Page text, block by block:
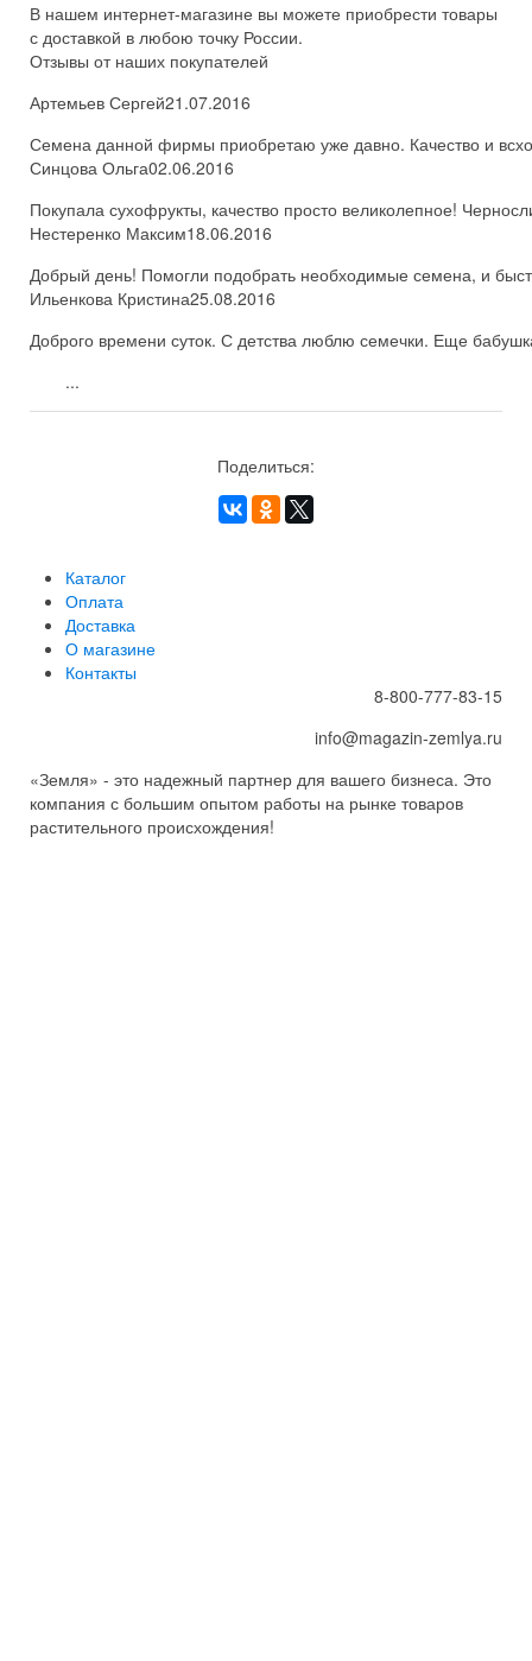
В нашем интернет-магазине вы можете приобрести товары
с доставкой в любою точку России.
Отзывы от наших покупателей
Артемьев Сергей21.07.2016
Семена данной фирмы приобретаю уже давно. Качество и
Синцова Ольга02.06.2016
Покупала сухофрукты, качество просто великолепное!
Нестеренко Максим18.06.2016
Добрый день! Помогли подобрать необходимые семена, и
Ильенкова Кристина25.08.2016
Доброго времени суток. С детства люблю семечки. Еще
...
Поделиться:
Каталог
Оплата
Доставка
О магазине
Контакты
8-800-777-83-15
info@magazin-zemlya.ru
«Земля» - это надежный партнер для вашего бизнеса. Это
компания с большим опытом работы на рынке товаров
растительного происхождения!